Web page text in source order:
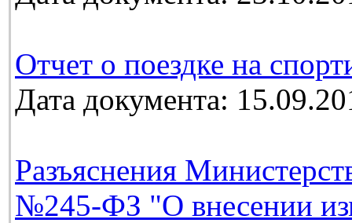
Отчет о поездке на
Дата документа:
Разъяснения
№245-ФЗ "О внесении